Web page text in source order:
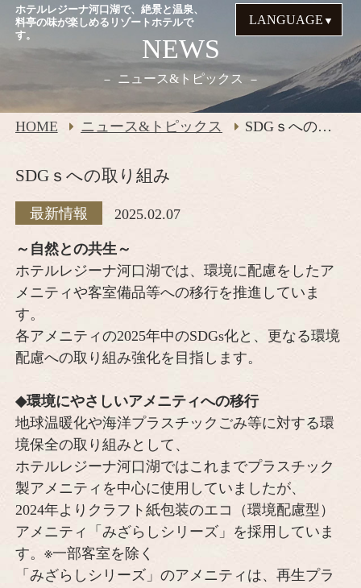
ホテルレジーナ河口湖で、絶景と温泉、
料亭の味が楽しめるリゾートホテルで
す。
LANGUAGE
NEWS
ニュース&トピックス
HOME ニュース&トピックス SDGｓへの取り組み
SDGｓへの取り組み
最新情報 2025.02.07
～自然との共生～
ホテルレジーナ河口湖では、環境に配慮をしたア
メニティや客室備品等への移行を推進していま
す。
各アメニティの2025年中のSDGs化と、更なる環境
配慮への取り組み強化を目指します。
◆環境にやさしいアメニティへの移行
地球温暖化や海洋プラスチックごみ等に対する環
境保全の取り組みとして、
ホテルレジーナ河口湖ではこれまでプラスチック
製アメニティを中心に使用していましたが、
2024年よりクラフト紙包装のエコ（環境配慮型）
アメニティ「みざらしシリーズ」を採用していま
す。※一部客室を除く
「みざらしシリーズ」のアメニティは、再生プラ